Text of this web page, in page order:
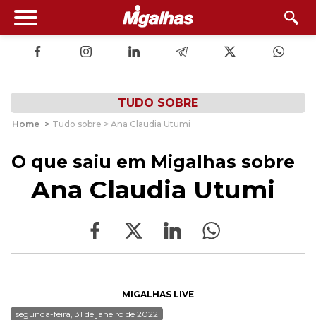
TUDO SOBRE
Home > Tudo sobre > Ana Claudia Utumi
O que saiu em Migalhas sobre
Ana Claudia Utumi
MIGALHAS LIVE
segunda-feira, 31 de janeiro de 2022